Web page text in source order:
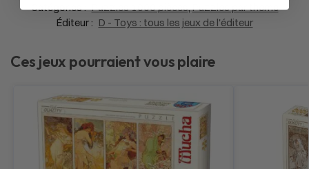
Catégories : Puzzles 1000 pièces,Puzzles par thème
Éditeur : D - Toys : tous les jeux de l'éditeur
Ces jeux pourraient vous plaire